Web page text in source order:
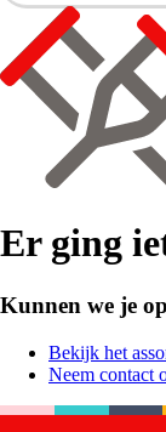
Er ging
Kunnen we je
Bekijk het
Neem contact